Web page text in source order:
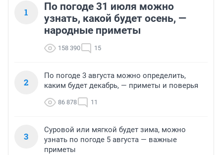
1
По погоде 31 июля можно
узнать, какой будет осень, —
народные приметы
158 390 15
2
По погоде 3 августа можно определить,
каким будет декабрь, — приметы и поверья
86 878 11
3
Суровой или мягкой будет зима, можно
узнать по погоде 5 августа — важные
приметы